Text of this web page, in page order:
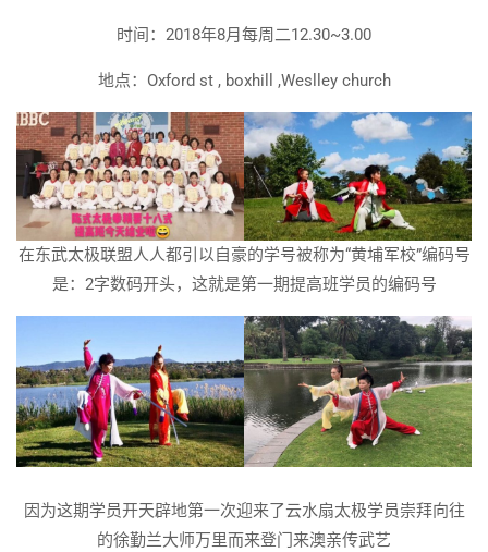
时间：2018年8月每周二12.30~3.00
地点：Oxford st , boxhill ,Weslley church
在东武太极联盟人人都引以自豪的学号被称为“黄埔军校”编码号
是：2字数码开头，这就是第一期提高班学员的编码号
因为这期学员开天辟地第一次迎来了云水扇太极学员崇拜向往
的徐勤兰大师万里而来登门来澳亲传武艺